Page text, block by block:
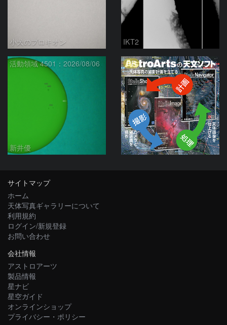
小犬のプロキオン IKT2
活動領域 4501：2026/08/06
新井優
PR
サイトマップ
ホーム
天体写真ギャラリーについて
利用規約
ログイン/新規登録
お問い合わせ
会社情報
アストロアーツ
製品情報
星ナビ
星空ガイド
オンラインショップ
プライバシー・ポリシー